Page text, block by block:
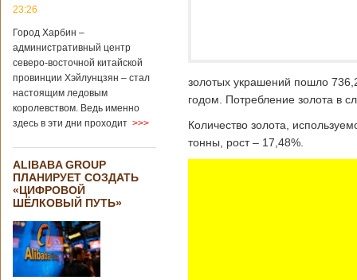
23:26
Город Харбин –
административный центр
северо-восточной китайской
провинции Хэйлунцзян – стал
настоящим ледовым
королевством. Ведь именно
здесь в эти дни проходит >>>
ALIBABA GROUP
ПЛАНИРУЕТ СОЗДАТЬ
«ЦИФРОВОЙ
ШЁЛКОВЫЙ ПУТЬ»
золотых украшений пошло
годом. Потребление золота в
Количество золота,
тонны, рост – 17,48%.